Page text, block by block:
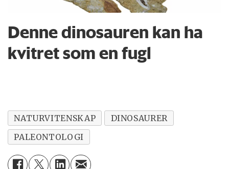
Denne dinosauren kan ha
kvitret som en fugl
NATURVITENSKAP
DINOSAURER
PALEONTOLOGI